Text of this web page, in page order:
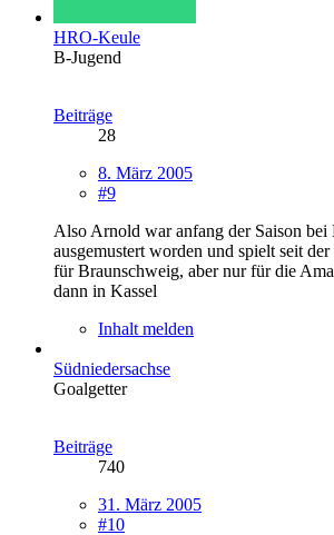
HRO-Keule
B-Jugend
Beiträge
28
8. März 2005
#9
Also Arnold war anfang der Saison bei
ausgemustert worden und spielt seit
für Braunschweig, aber nur für die
dann in Kassel
Inhalt melden
Südniedersachse
Goalgetter
Beiträge
740
31. März 2005
#10